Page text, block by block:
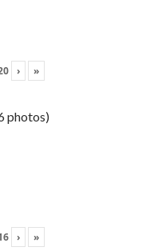
› »
photos)
› »